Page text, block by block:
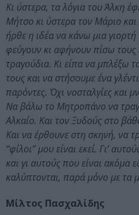
Κι ύστερα, τα λόγια του Άλκη
Μήτσο κι ύστερα τον Μάριο
ήρθε η ιδέα να κάνω μια
φεύγουν κι αφήνουν πίσω τους
τραγούδια. Κι είπα να μπλέξω
τους και να στήσουμε ένα
παρόντες. Όχι νοσταλγίες και
Να βάλω το Μητροπάνο να
Αλκαίο. Και τον Ξυδούς στο
Και να έρθουνε στη σκηνή, να
“φίλοι” μου είναι εκεί. Γι’
και γι αυτούς που είναι ακόμα
καλύπτονται, παρά μόνο με τα
Μίλτος Πασχαλίδης